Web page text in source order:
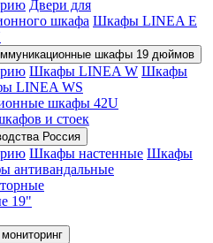
Двери для
шкафа Шкафы LINEA E
шкафы 19 дюймов
Шкафы LINEA W Шкафы
LINEA WS
шкафы 42U
и стоек
Россия
Шкафы настенные Шкафы
антивандальные
19"